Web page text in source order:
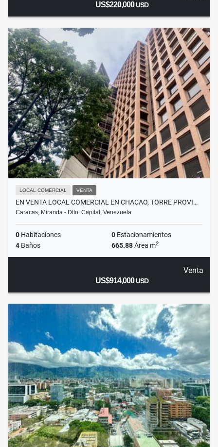
US$220,000USD
LOCAL COMERCIAL VENTA
EN VENTA LOCAL COMERCIAL EN CHACAO, TORRE PROVI…
Caracas, Miranda - Dtto. Capital, Venezuela
0 Habitaciones 0 Estacionamientos
4 Baños 665.88Área m2
Venta
US$914,000USD